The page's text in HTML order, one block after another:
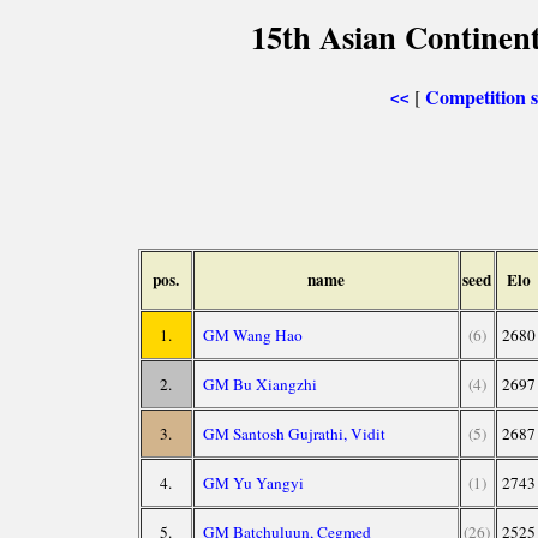
15th Asian
<< [Competition
pos. name seed Elo
1. GM Wang Hao (6) 2680
2.
GM Bu Xiangzhi (4) 2697
3.
GM Santosh Gujrathi, Vidit (5) 2687
4.
GM Yu Yangyi (1) 2743
5.
GM Batchuluun, Cegmed (26) 2525